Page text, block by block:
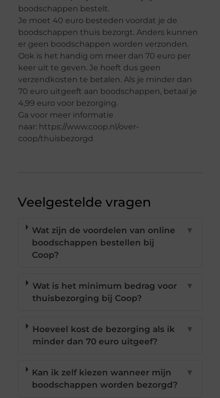
boodschappen bestelt.
Je moet 40 euro besteden voordat je de
boodschappen thuis bezorgt. Anders kunnen
er geen boodschappen worden verzonden.
Ook is het handig om meer dan 70 euro per
keer uit te geven. Je hoeft dus geen
verzendkosten te betalen. Als je minder dan
70 euro uitgeeft aan boodschappen, betaal je
4,99 euro voor bezorging.
Ga voor meer informatie
naar: https://www.coop.nl/over-
coop/thuisbezorgd
Veelgestelde vragen
Wat zijn de voordelen van online
boodschappen bestellen bij
Coop?
▼
Wat is het minimum bedrag voor
thuisbezorging bij Coop?
▼
Hoeveel kost de bezorging als ik
minder dan 70 euro uitgeef?
▼
Kan ik zelf kiezen wanneer mijn
boodschappen worden bezorgd?
▼